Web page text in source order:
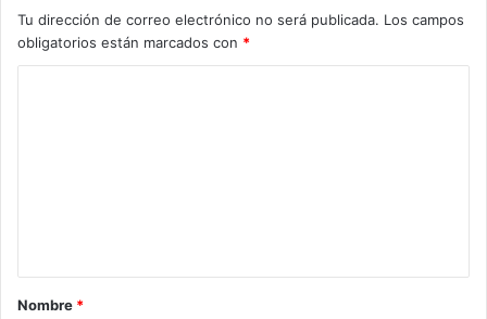
Tu dirección de correo electrónico no será publicada. Los campos
obligatorios están marcados con *
a
r
Nombre *